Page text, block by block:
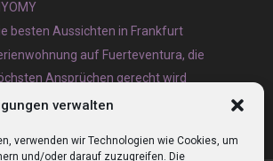
verwalten
verwenden wir Technologien wie Cookies, um
und/oder darauf zuzugreifen. Die
besten Aussichten in Frankfurt
auf Fuerteventura, die
Ansprüchen gerecht wird
Wellplatten Entsorgung lieber heute als